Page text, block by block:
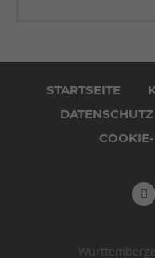
überspringen
STARTSEITE
DATENSCHUTZ